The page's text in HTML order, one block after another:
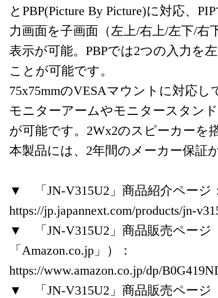
とPBP(Picture By Picture)に対応、
力画面を子画面（左上/右上/左下/右
表示が可能。PBPでは2つの入力を
ことが可能です。
75x75mmのVESAマウントに対応
モニターアームやモニタースタン
が可能です。2Wx2のスピーカーを
本製品には、2年間のメーカー保証
▼ 「JN-V315U2」商品紹介ページ
https://jp.japannext.com/products/jn-
▼ 「JN-V315U2」商品販売ページ
「Amazon.co.jp」）：
https://www.amazon.co.jp/dp/
▼ 「JN-V315U2」商品販売ページ